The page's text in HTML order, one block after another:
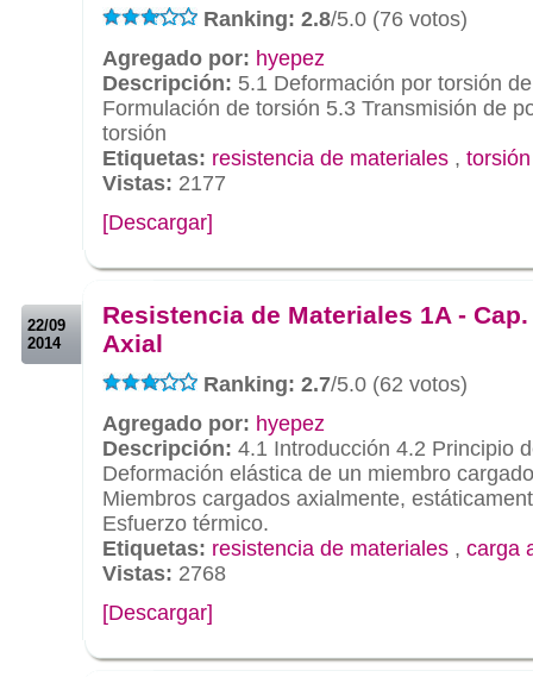
Ranking: 2.8/5.0 (76 votos)
Agregado por: hyepez
Descripción: 5.1 Deformación por torsión
Formulación de torsión 5.3 Transmisión de
torsión
Etiquetas: resistencia de materiales , torsión
Vistas: 2177
[Descargar]
22/09
2014
Resistencia de Materiales 1A -
Axial
Ranking: 2.7/5.0 (62 votos)
Agregado por: hyepez
Descripción: 4.1 Introducción 4.2 Principio
Deformación elástica de un miembro
Miembros cargados axialmente,
Esfuerzo térmico.
Etiquetas: resistencia de materiales , carga
Vistas: 2768
[Descargar]